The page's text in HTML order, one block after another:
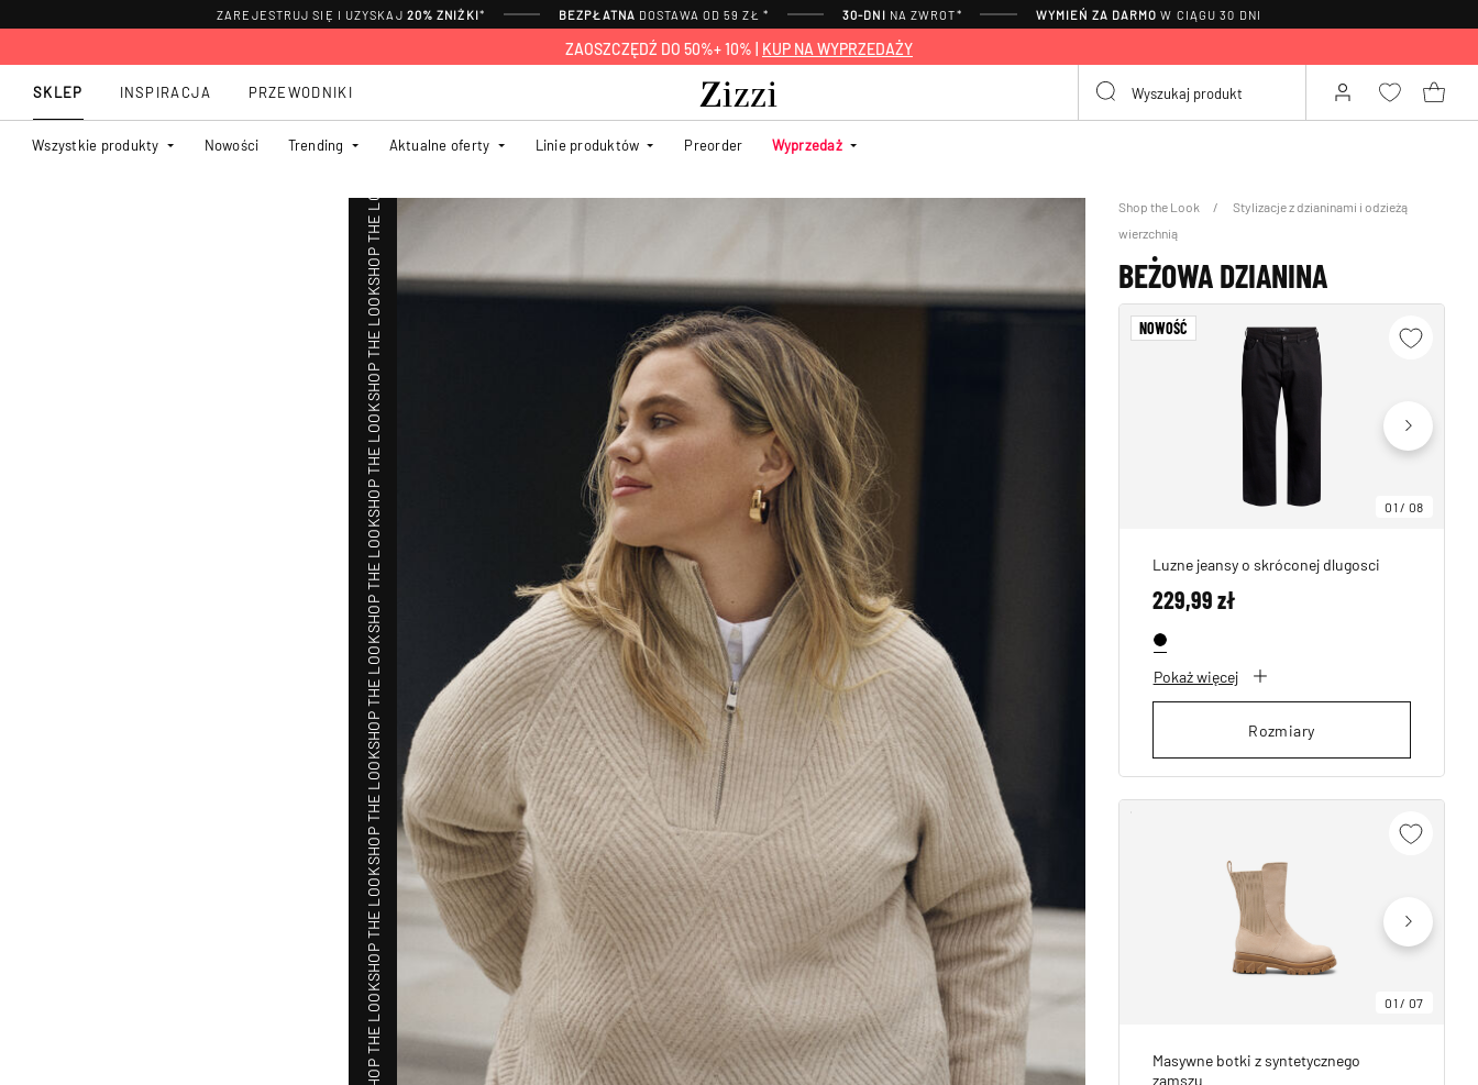
ZAREJESTRUJ SIĘ I UZYSKAJ 20% ZNIŻKI* BEZPŁATNA DOSTAWA OD 59 ZŁ * 30-DNI NA ZWROT* WYMIEŃ ZA DARMO W CIĄGU 30 DNI
ZAOSZCZĘDŹ DO 50%+ 10% | KUP NA WYPRZEDAŻY
SKLEP
Wszystkie produkty Nowości Trending Aktualne oferty Linie produktów Preorder Wyprzedaż
INSPIRACJA PRZEWODNIKI
SHOP THE LOOK
SHOP THE LOOK
SHOP THE LOOK
SHOP THE LOOK
SHOP THE LOOK
SHOP THE LOOK
SHOP THE LOOK
SHOP THE LOOK
Shop the Look
Stylizacje z dzianinami i odzieżą
wierzchnią
BEŻOWA DZIANINA
01/ 08
NOWOŚĆ
Luzne jeansy o skróconej dlugosci
229,99 zł
Pokaż więcej
Rozmiary
01/ 07
Masywne botki z syntetycznego
zamszu